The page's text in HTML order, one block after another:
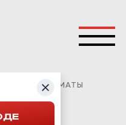
АРОК В АЛМАТЫ